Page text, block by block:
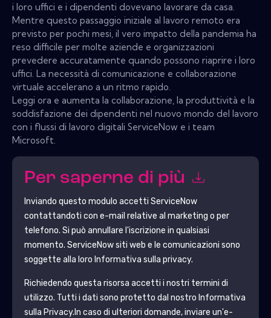
i loro uffici e i dipendenti dovevano lavorare da casa.
Mentre questo passaggio iniziale al lavoro remoto era
previsto per pochi mesi, il vero impatto della pandemia ha
reso difficile per molte aziende e organizzazioni
prevedere accuratamente quando possono riaprire i loro
uffici. La necessità di comunicazione e collaborazione
virtuale accelerano a un ritmo rapido.
Leggi ora e aumenta la collaborazione, la produttività e la
soddisfazione dei dipendenti nel nuovo mondo del lavoro
con i flussi di lavoro digitali ServiceNow e i team
Microsoft.
Per saperne di più
Inviando questo modulo accetti ServiceNow
contattandoti con e-mail relative al marketing o per
telefono. Si può annullare l'iscrizione in qualsiasi
momento. ServiceNowsiti web e le comunicazioni sono
soggette alla loro Informativa sulla privacy.
Richiedendo questa risorsa accetti i nostri termini di
utilizzo. Tutti i dati sono protetto dal nostro Informativa
sulla Privacy.In caso di ulteriori domande, inviare un'e-